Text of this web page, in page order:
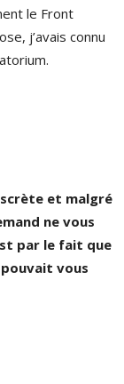
le Front
j’avais connu
et malgré
ne vous
par le fait que
pouvait vous